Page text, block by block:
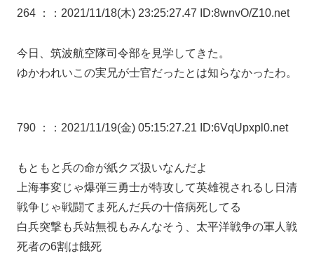
264 ： ：2021/11/18(木) 23:25:27.47 ID:8wnvO/Z10.net
今日、筑波航空隊司令部を見学してきた。
ゆかわれいこの実兄が士官だったとは知らなかったわ。
790 ： ：2021/11/19(金) 05:15:27.21 ID:6VqUpxpl0.net
もともと兵の命が紙クズ扱いなんだよ
上海事変じゃ爆弾三勇士が特攻して英雄視されるし日清
戦争じゃ戦闘てま死んだ兵の十倍病死してる
白兵突撃も兵站無視もみんなそう、太平洋戦争の軍人戦
死者の6割は餓死